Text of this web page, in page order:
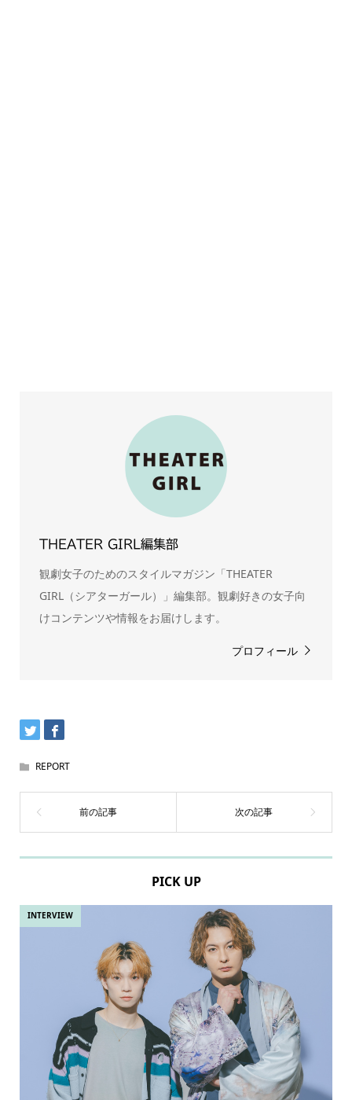
THEATER GIRL編集部
観劇女子のためのスタイルマガジン「THEATER
GIRL（シアターガール）」編集部。観劇好きの女子向
けコンテンツや情報をお届けします。
プロフィール
REPORT
PICK UP
INTERVIEW